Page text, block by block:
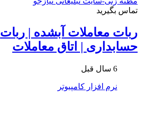
تماس بگیرید
ربات معاملات آبشده | ربات
حسابداری | اتاق معاملات
6 سال قبل
نرم افزار کامپیوتر